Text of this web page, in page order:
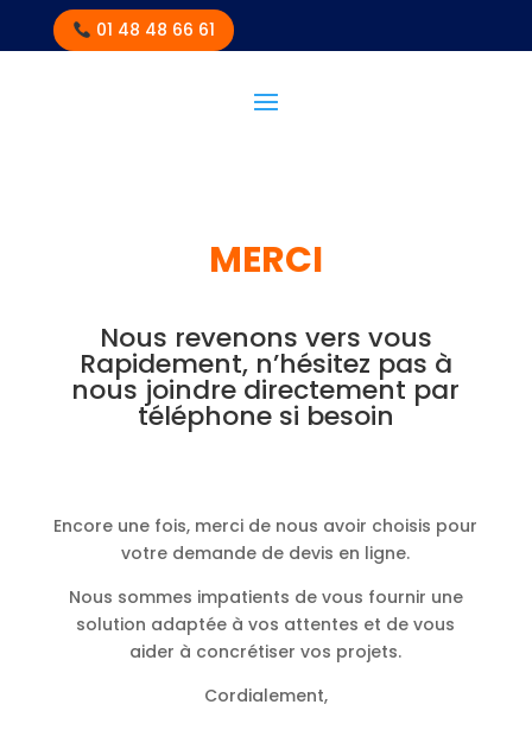
01 48 48 66 61
MERCI
Nous revenons vers vous
Rapidement, n’hésitez pas à
nous joindre directement par
téléphone si besoin
Encore une fois, merci de nous avoir choisis pour
votre demande de devis en ligne.
Nous sommes impatients de vous fournir une
solution adaptée à vos attentes et de vous
aider à concrétiser vos projets.
Cordialement,